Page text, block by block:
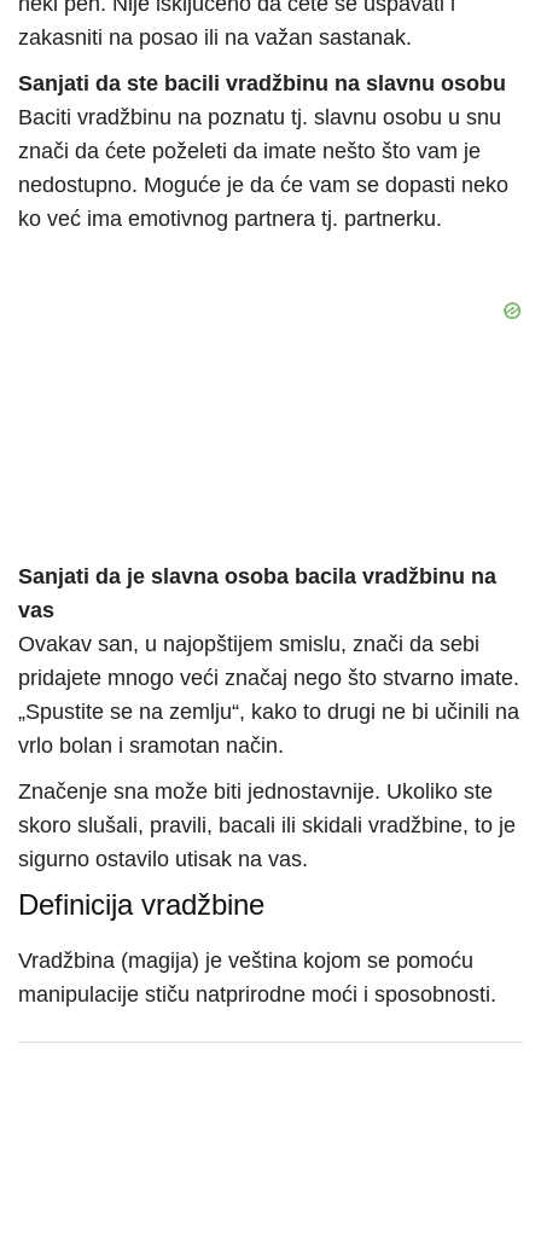
zakasniti na posao ili na važan sastanak.
Sanjati da ste bacili vradžbinu na slavnu osobu
Baciti vradžbinu na poznatu tj. slavnu osobu u snu
znači da ćete poželeti da imate nešto što vam je
nedostupno. Moguće je da će vam se dopasti neko
ko već ima emotivnog partnera tj. partnerku.
Sanjati da je slavna osoba bacila vradžbinu na
vas
Ovakav san, u najopštijem smislu, znači da sebi
pridajete mnogo veći značaj nego što stvarno imate.
„Spustite se na zemlju“, kako to drugi ne bi učinili na
vrlo bolan i sramotan način.
Značenje sna može biti jednostavnije. Ukoliko ste
skoro slušali, pravili, bacali ili skidali vradžbine, to je
sigurno ostavilo utisak na vas.
Definicija vradžbine
Vradžbina (magija) je veština kojom se pomoću
manipulacije stiču natprirodne moći i sposobnosti.